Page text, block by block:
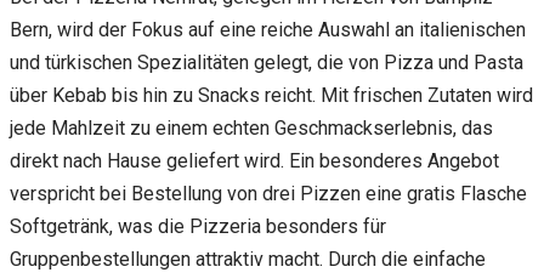
Bern, wird der Fokus auf eine reiche Auswahl an italienischen
und türkischen Spezialitäten gelegt, die von Pizza und Pasta
über Kebab bis hin zu Snacks reicht. Mit frischen Zutaten wird
jede Mahlzeit zu einem echten Geschmackserlebnis, das
direkt nach Hause geliefert wird. Ein besonderes Angebot
verspricht bei Bestellung von drei Pizzen eine gratis Flasche
Softgetränk, was die Pizzeria besonders für
Gruppenbestellungen attraktiv macht. Durch die einfache